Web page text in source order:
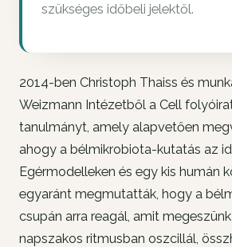
szükséges időbeli jelektől.
2014-ben Christoph Thaiss és
Weizmann Intézetből a Cell
tanulmányt, amely alapvetően
ahogy a bélmikrobiota-kutatás az
Egérmodelleken és egy kis humán
egyaránt megmutatták, hogy a
csupán arra reagál, amit
napszakos ritmusban oszcillál,